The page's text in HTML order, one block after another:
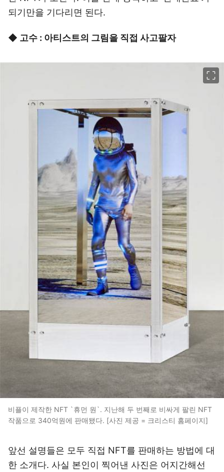
되기만을 기다리면 된다.
◆ 고수 : 아티스트의 그림을 직접 사고팔자
비플이 제작한 NFT `휴먼 원`. 지난해 두 번째로 비싸게 팔린 NFT
작품으로 340억원에 판매됐다. [사진 제공 = 크리스티 홈페이지]
앞선 설명들은 모두 직접 NFT를 판매하는 방법에 대
한 소개다. 사실 본인이 찍어낸 사진은 어지간해선